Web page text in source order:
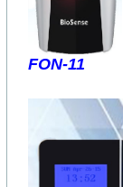
FON-11